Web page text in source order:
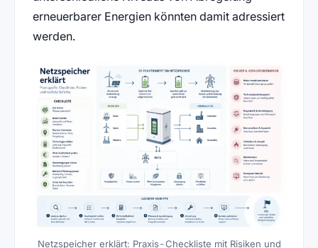
erneuerbarer Energien könnten damit adressiert
werden.
Netzspeicher erklärt: Praxis-Checkliste mit Risiken und